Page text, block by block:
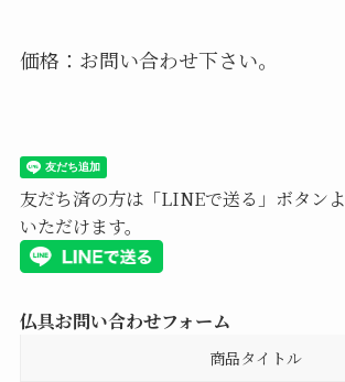
価格：お問い合わせ下さい。
友だち済の方は「LINEで送る」ボタン
いただけます。
仏具お問い合わせフォーム
商品タイトル